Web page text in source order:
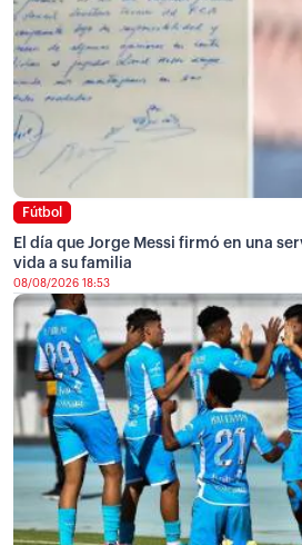
Fútbol
El día que Jorge Messi firmó en una
vida a su familia
08/08/2026 18:53